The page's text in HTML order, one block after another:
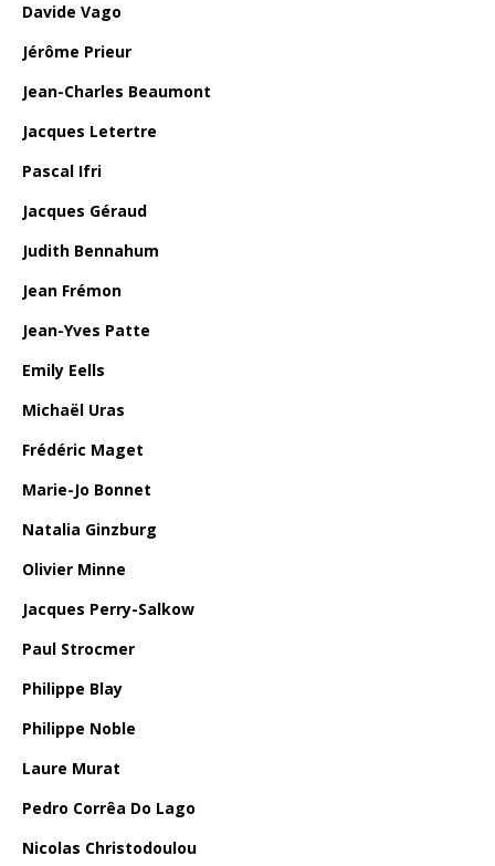
Davide Vago
Jérôme Prieur
Jean-Charles Beaumont
Jacques Letertre
Pascal Ifri
Jacques Géraud
Judith Bennahum
Jean Frémon
Jean-Yves Patte
Emily Eells
Michaël Uras
Frédéric Maget
Marie-Jo Bonnet
Natalia Ginzburg
Olivier Minne
Jacques Perry-Salkow
Paul Strocmer
Philippe Blay
Philippe Noble
Laure Murat
Pedro Corrêa Do Lago
Nicolas Christodoulou